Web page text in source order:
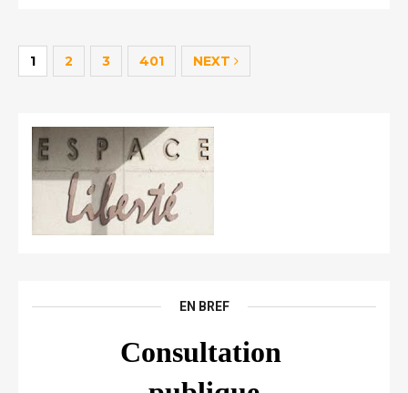
1 2 3 401 NEXT
EN BREF
Consultation